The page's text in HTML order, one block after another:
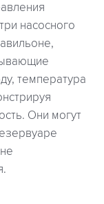
насосного
температура
Они могут